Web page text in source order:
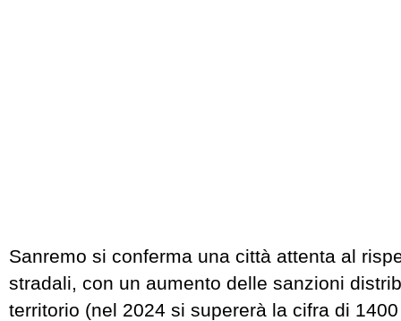
Sanremo si conferma una città attenta al
stradali, con un aumento delle sanzioni
territorio (nel 2024 si supererà la cifra di